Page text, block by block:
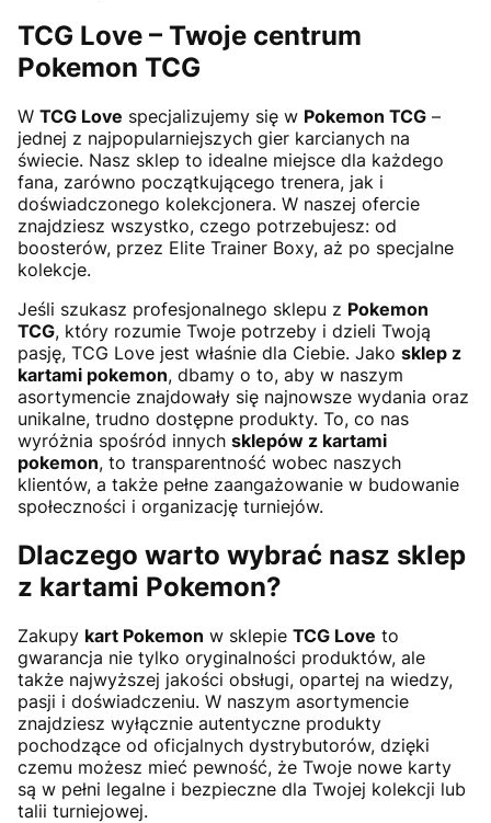
TCG Love – Twoje centrum
Pokemon TCG
W TCG Love specjalizujemy się w Pokemon TCG –
jednej z najpopularniejszych gier karcianych na
świecie. Nasz sklep to idealne miejsce dla każdego
fana, zarówno początkującego trenera, jak i
doświadczonego kolekcjonera. W naszej ofercie
znajdziesz wszystko, czego potrzebujesz: od
boosterów, przez Elite Trainer Boxy, aż po specjalne
kolekcje.
Jeśli szukasz profesjonalnego sklepu z Pokemon
TCG, który rozumie Twoje potrzeby i dzieli Twoją
pasję, TCG Love jest właśnie dla Ciebie. Jako sklep z
kartami pokemon, dbamy o to, aby w naszym
asortymencie znajdowały się najnowsze wydania oraz
unikalne, trudno dostępne produkty. To, co nas
wyróżnia spośród innych sklepów z kartami
pokemon, to transparentność wobec naszych
klientów, a także pełne zaangażowanie w budowanie
społeczności i organizację turniejów.
Dlaczego warto wybrać nasz sklep
z kartami Pokemon?
Zakupy kart Pokemon w sklepie TCG Love to
gwarancja nie tylko oryginalności produktów, ale
także najwyższej jakości obsługi, opartej na wiedzy,
pasji i doświadczeniu. W naszym asortymencie
znajdziesz wyłącznie autentyczne produkty
pochodzące od oficjalnych dystrybutorów, dzięki
czemu możesz mieć pewność, że Twoje nowe karty
są w pełni legalne i bezpieczne dla Twojej kolekcji lub
talii turniejowej.